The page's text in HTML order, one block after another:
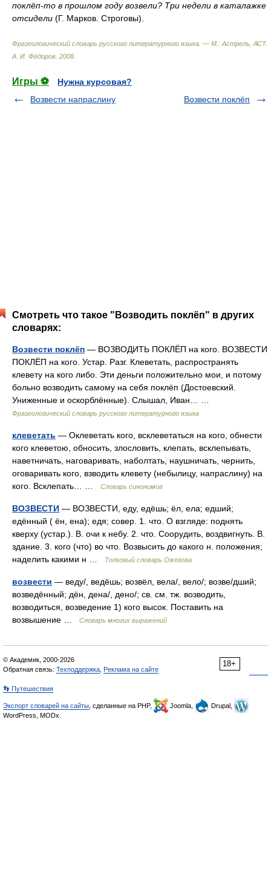
поклёп-то в прошлом году возвели? Три недели в каталажке
отсидели (Г. Марков. Строговы).
Фразеологический словарь русского литературного языка. — М.: Астрель, АСТ.
А. И. Фёдоров 2008
Игры ⚽
Нужна курсовая?
Возвести напраслину
Возвести поклёп
Смотреть что такое "Возводить поклёп" в других
словарях:
Возвести поклёп — ВОЗВОДИТЬ ПОКЛЁП на кого. ВОЗВЕСТИ
ПОКЛЁП на кого. Устар. Разг. Клеветать, распространять
клевету на кого либо. Эти деньги положительно мои, и потому
больно возводить самому на себя поклёп (Достоевский.
Униженные и оскорблённые). Слышал, Иван… …
Фразеологический словарь русского литературного языка
клеветать — Оклеветать кого, всклеветаться на кого, обнести
кого клеветою, обносить, злословить, клепать, всклепывать,
наветничать, наговаривать, наболтать, наушничать, чернить,
оговаривать кого, взводить клевету (небылицу, напраслину) на
кого. Всклепать… …
Словарь синонимов
ВОЗВЕСТИ — ВОЗВЕСТИ, еду, едёшь; ёл, ела; едший;
едённый ( ён, ена); едя; совер. 1. что. О взгляде: поднять
кверху (устар.). В. очи к небу. 2. что. Соорудить, воздвигнуть. В.
здание. 3. кого (что) во что. Возвысить до какого н. положения;
наделить какими н …
Толковый словарь Ожегова
возвести — веду/, ведёшь; возвёл, вела/, вело/; возве/дший;
возведённый; дён, дена/, дено/; св. см. тж. возводить,
возводиться, возведение 1) кого высок. Поставить на
возвышение …
Словарь многих выражений
18+
© Академик, 2000-2026
Обратная связь: Техподдержка Реклама на сайте
👣 Путешествия
Экспорт словарей на сайты , сделанные на PHP, Joomla,
Drupal,
WordPress, MODx.